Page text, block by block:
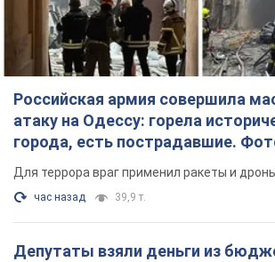
Российская армия совершила
атаку на Одессу: горела
города, есть пострадавшие.
Для террора враг применил ракеты и
час назад 39,9 т.
Депутаты взяли деньги из